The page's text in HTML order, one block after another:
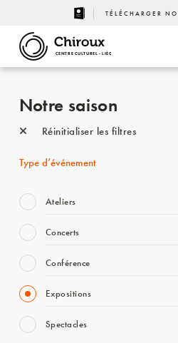
TÉLÉCHARGER
CENTRE CULTUREL - LIÈGE
Notre saison
Réinitialiser les filtres
Type d’événement
Ateliers
Concerts
Conférence
Expositions
Spectacles